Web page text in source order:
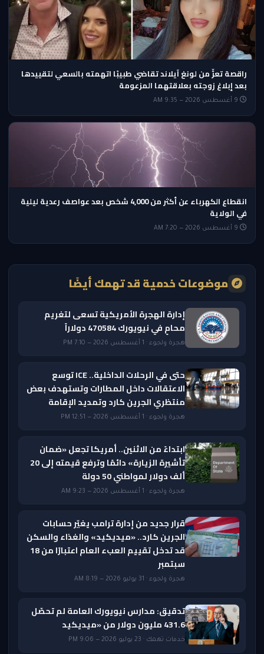
راقصة تعرٍّ من لونغ آيلاند تقاضي طبيبًا اتهمته بالسعي لتقييدها
بعد إبلاغ زوجته بعلاقتهما المزعومة
انقطاع الكهرباء عن أكثر من 4,000 شخص بعد عواصف رعدية ليلية
في الولاية
موضوعات خدمية قد تهمك أيضًا
إدارة الهجرة الأمريكية تسعى لتغريم
محامٍ في نيويورك 470584 دولاراً
هجرة ولجوء · 1 أغسطس 2026 — 7:10 PM
حتى في الرحلات الداخلية.. ICE توسع
الاعتقالات داخل المطارات وتستهدف بعض
منتظري الجرين كارد وتمديد الإقامة
هجرة ولجوء · 1 أغسطس 2026 — 12:51 PM
ابتداءً من الاثنين.. أمريكا تجعل «ضمان
تأشيرة الزيارة» دائمًا وترفع قيمته إلى 20
ألف دولار لمواطني 50 دولة
هجرة ولجوء · 1 أغسطس 2026 — 9:23 AM
قرار جديد من إدارة ترامب يغيّر حسابات
الجرين كارد.. «ميديكيد» والغذاء والسكن
قد تدخل تقييم العبء العام اعتبارًا من 18
سبتمبر
هجرة ولجوء · 31 يوليو 2026 — 8:19 AM
تدقيق: مدارس نيويورك العامة لم تحصّل
431.6 مليون دولار من «ميديكيد
خدمات تهمك · 23 يوليو 2026 — 9:06 PM